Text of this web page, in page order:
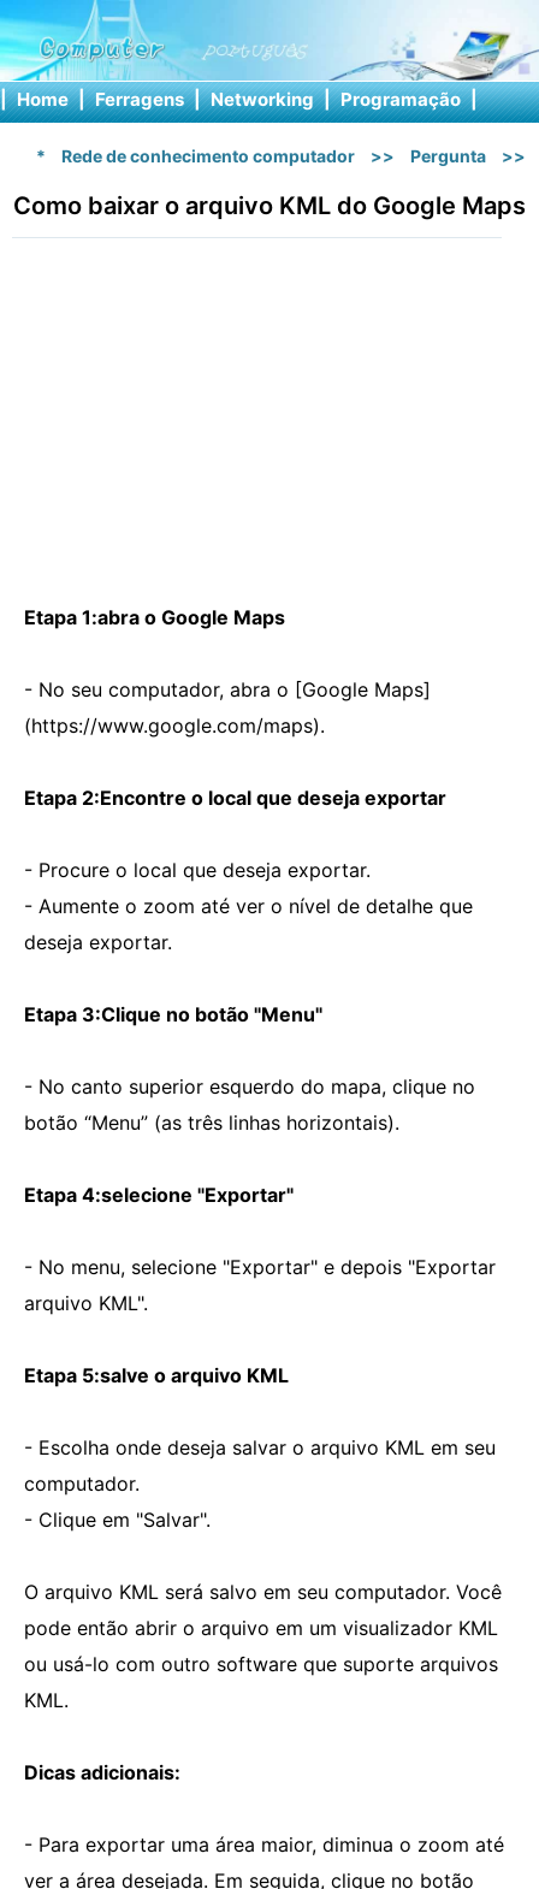
| Home | Ferragens | Networking | Programação |
* Rede de conhecimento computador >> Pergunta >>
Como baixar o arquivo KML do Google Maps
Etapa 1:abra o Google Maps
- No seu computador, abra o [Google Maps]
(https://www.google.com/maps).
Etapa 2:Encontre o local que deseja exportar
- Procure o local que deseja exportar.
- Aumente o zoom até ver o nível de detalhe que
deseja exportar.
Etapa 3:Clique no botão "Menu"
- No canto superior esquerdo do mapa, clique no
botão “Menu” (as três linhas horizontais).
Etapa 4:selecione "Exportar"
- No menu, selecione "Exportar" e depois "Exportar
arquivo KML".
Etapa 5:salve o arquivo KML
- Escolha onde deseja salvar o arquivo KML em seu
computador.
- Clique em "Salvar".
O arquivo KML será salvo em seu computador. Você
pode então abrir o arquivo em um visualizador KML
ou usá-lo com outro software que suporte arquivos
KML.
Dicas adicionais:
- Para exportar uma área maior, diminua o zoom até
ver a área desejada. Em seguida, clique no botão